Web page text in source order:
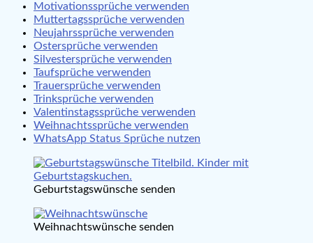
Motivationssprüche verwenden
Muttertagssprüche verwenden
Neujahrssprüche verwenden
Ostersprüche verwenden
Silvestersprüche verwenden
Taufsprüche verwenden
Trauersprüche verwenden
Trinksprüche verwenden
Valentinstagssprüche verwenden
Weihnachtssprüche verwenden
WhatsApp Status Sprüche nutzen
Geburtstagswünsche senden
Weihnachtswünsche senden